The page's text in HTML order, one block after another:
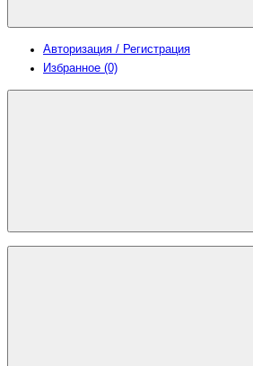
Авторизация / Регистрация
Избранное (0)